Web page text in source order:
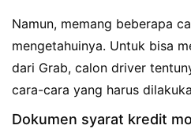
Namun, memang beberapa
mengetahuinya. Untuk bisa
dari Grab, calon driver
cara-cara yang harus
Dokumen syarat kredit